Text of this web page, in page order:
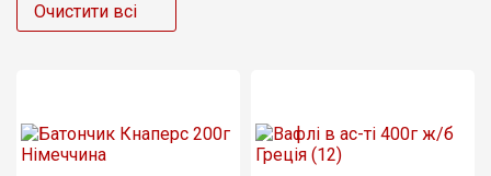
Очистити всі
Хіт
грн